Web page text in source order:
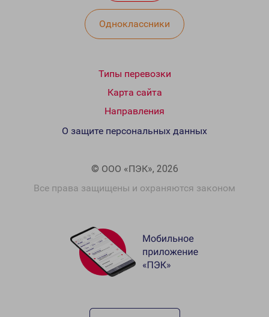
Одноклассники
Типы перевозки
Карта сайта
Направления
© ООО «ПЭК», 2026
Все права защищены и охраняются законом
О защите персональных данных